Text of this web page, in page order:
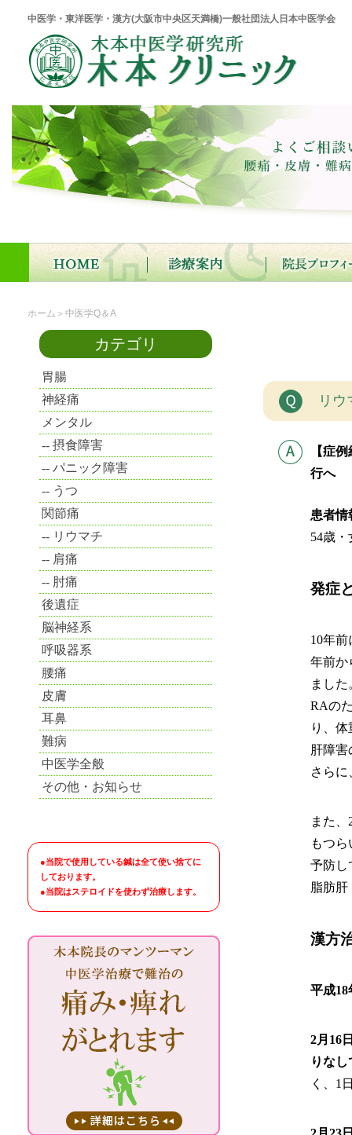
中医学・東洋医学・漢方(大阪市中央区天満橋)一般社団法人日本中医学会
ホーム ＞中医学Q＆A
リ
【症
行へ
患者情
54歳・
発症
10年
年前か
ました
RAの
り、
肝障
さらに
また
もつ
予防し
脂肪
漢方
平成18
2月16
りな
く、1
カテゴリ
胃腸
神経痛
メンタル
摂食障害
パニック障害
うつ
関節痛
リウマチ
肩痛
肘痛
後遺症
脳神経系
呼吸器系
腰痛
皮膚
耳鼻
難病
中医学全般
その他・お知らせ
●当院で使用している鍼は全て使い捨てに
しております。
●当院はステロイドを使わず治療します。